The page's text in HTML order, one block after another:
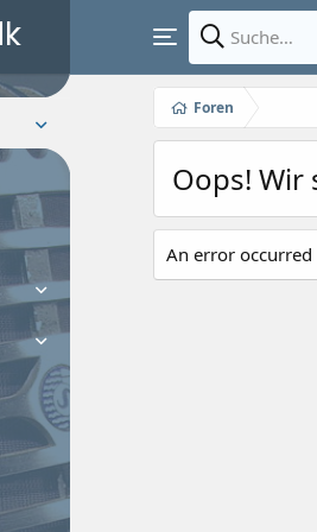
Foren
Oops!
An error occurred